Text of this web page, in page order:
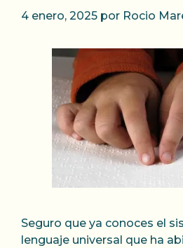
4 enero, 2025 por Rocio
Seguro que ya conoces el
lenguaje universal que ha